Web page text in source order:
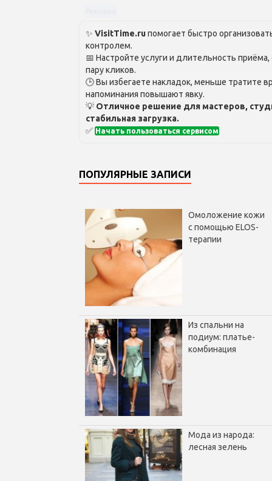
✨ VisitTime.ruпомогает быстро
контролем.
📅 Настройте услуги и длительность
пару кликов.
🕒 Вы избегаете накладок, меньше тратите
напоминания повышают явку.
💡 Отличное решение для мастеров,
стабильная загрузка.
✅ Начать пользоваться сервисом
ПОПУЛЯРНЫЕ ЗАПИСИ
Омоложение кожи
с помощью ELOS-
терапии
Из спальни на
подиум: платье-
комбинация
Мода из народа:
лесная зелень